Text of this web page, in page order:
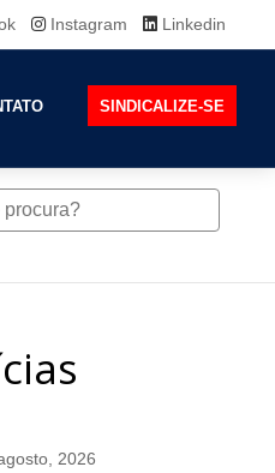
Instagram Linkedin
SINDICALIZE-SE
2026